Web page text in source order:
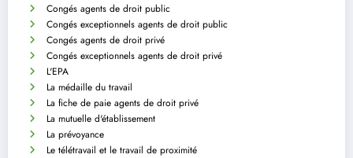
Congés agents de droit public
Congés exceptionnels agents de droit public
Congés agents de droit privé
Congés exceptionnels agents de droit privé
L'EPA
La médaille du travail
La fiche de paie agents de droit privé
La mutuelle d'établissement
La prévoyance
Le télétravail et le travail de proximité